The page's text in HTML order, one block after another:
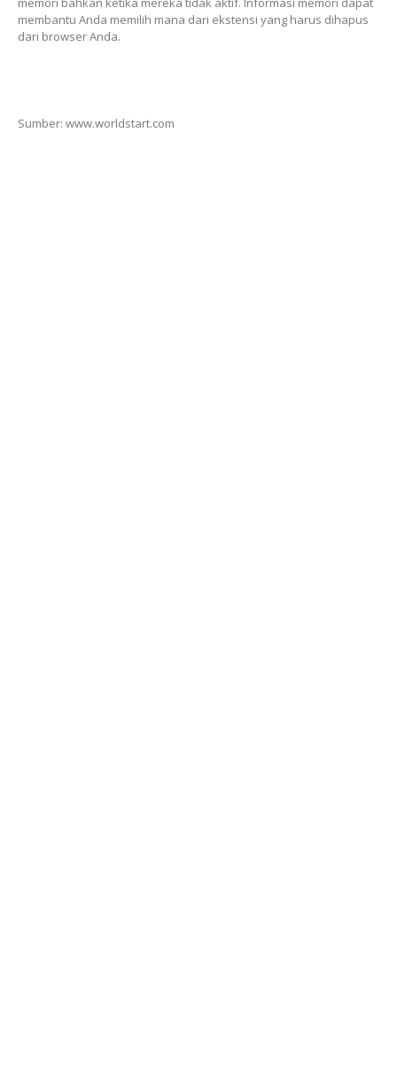
membantu Anda memilih mana dari ekstensi yang harus dihapus
dari browser Anda.
Sumber: www.worldstart.com